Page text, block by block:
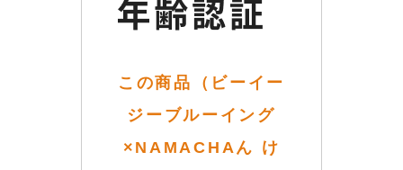
この商品（ビーイー
ジーブルーイング
×NAMACHAん け